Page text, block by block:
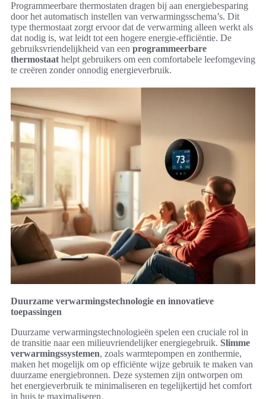
Programmeerbare thermostaten dragen bij aan energiebesparing
door het automatisch instellen van verwarmingsschema’s. Dit
type thermostaat zorgt ervoor dat de verwarming alleen werkt als
dat nodig is, wat leidt tot een hogere energie-efficiëntie. De
gebruiksvriendelijkheid van een programmeerbare
thermostaat helpt gebruikers om een comfortabele leefomgeving
te creëren zonder onnodig energieverbruik.
Duurzame verwarmingstechnologie en innovatieve
toepassingen
Duurzame verwarmingstechnologieën spelen een cruciale rol in
de transitie naar een milieuvriendelijker energiegebruik. Slimme
verwarmingssystemen, zoals warmtepompen en zonthermie,
maken het mogelijk om op efficiënte wijze gebruik te maken van
duurzame energiebronnen. Deze systemen zijn ontworpen om
het energieverbruik te minimaliseren en tegelijkertijd het comfort
in huis te maximaliseren.